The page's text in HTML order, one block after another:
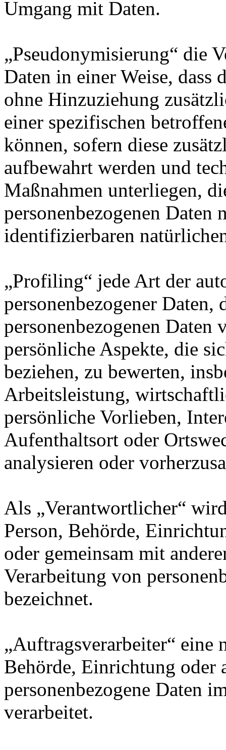
Umgang mit Daten.
„Pseudonymisierung“ die
Daten in einer Weise, dass
ohne Hinzuziehung
einer spezifischen
können, sofern diese
aufbewahrt werden und
Maßnahmen unterliegen,
personenbezogenen
identifizierbaren
„Profiling“ jede Art der
personenbezogener Daten,
personenbezogenen Daten
persönliche Aspekte, die
beziehen, zu bewerten,
Arbeitsleistung,
persönliche Vorlieben,
Aufenthaltsort oder
analysieren oder
Als „Verantwortlicher“
Person, Behörde,
oder gemeinsam mit
Verarbeitung von
bezeichnet.
„Auftragsverarbeiter“ eine
Behörde, Einrichtung oder
personenbezogene Daten
verarbeitet.